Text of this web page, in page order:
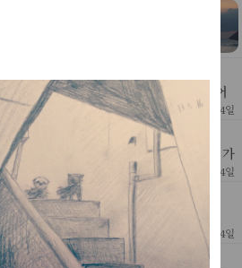
되었는데,그토록 만들고 싶었
로 사라져 버렸다.
잠결에 들은 것인지 확실히 잠에서 깨어
어쨌든 거실에서 들려오는 낮은 남자의 목
모니터 아
[ 나의 글 ] 57 2022년 1월 14일
여 있는 곳에서 아내가 폐쇄 공포증을 가
판자집으로 두고 있었고 58평 아파트를
혼에도 골인 할
31 2022년 1월 14일
자는데 얼마만큼의 시간을 할애 했을
까.’ 그런 생각이 들었다. 숱하게 잠을 자
들었
[ 나의 글 ] 2022년 1월 14일